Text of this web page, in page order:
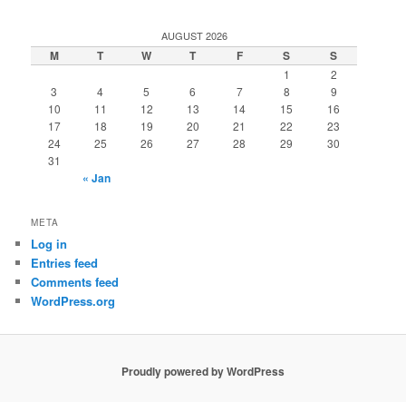
AUGUST 2026
M T W T F S S
1
2
3
4 5 6 7 8
9
10
11 12 13 14 15
16
17
18 19 20 21 22
23
24
25 26 27 28 29
30
31
« Jan
META
Log in
Entries feed
Comments feed
WordPress.org
Proudly powered by WordPress